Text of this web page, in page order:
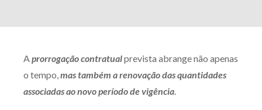
A prorrogação contratualprevista abrange não apenas
o tempo, mas também a renovação das quantidades
associadas ao novo período de vigência